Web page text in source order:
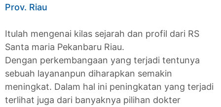
Prov. Riau
Itulah mengenai kilas sejarah dan profil dari RS
Santa maria Pekanbaru Riau.
Dengan perkembangaan yang terjadi tentunya
sebuah layananpun diharapkan semakin
meningkat. Dalam hal ini peningkatan yang terjadi
terlihat juga dari banyaknya pilihan dokter